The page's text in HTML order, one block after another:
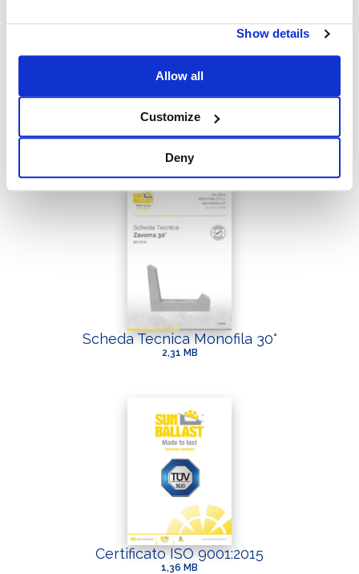
Show details
Allow all
Customize
Deny
Scheda Tecnica Monofila 20°
2,40 MB
Scheda Tecnica Monofila 30°
2,31 MB
Certificato ISO 9001:2015
1,36 MB